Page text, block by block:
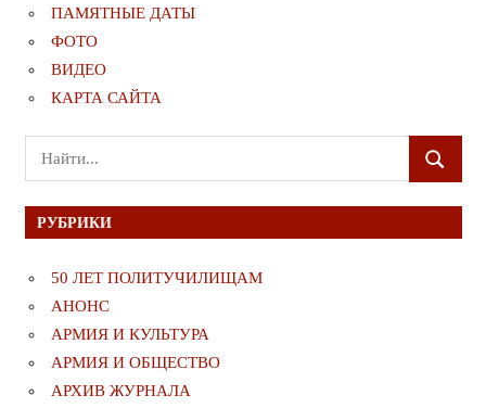
ПАМЯТНЫЕ ДАТЫ
ФОТО
ВИДЕО
КАРТА САЙТА
Поиск
для:
ПОИСК
РУБРИКИ
50 ЛЕТ ПОЛИТУЧИЛИЩАМ
АНОНС
АРМИЯ И КУЛЬТУРА
АРМИЯ И ОБЩЕСТВО
АРХИВ ЖУРНАЛА